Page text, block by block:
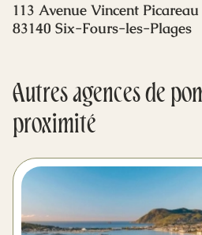
113 Avenue Vincent Picareau
83140 Six-Fours-les-Plages
Autres agences de
proximité